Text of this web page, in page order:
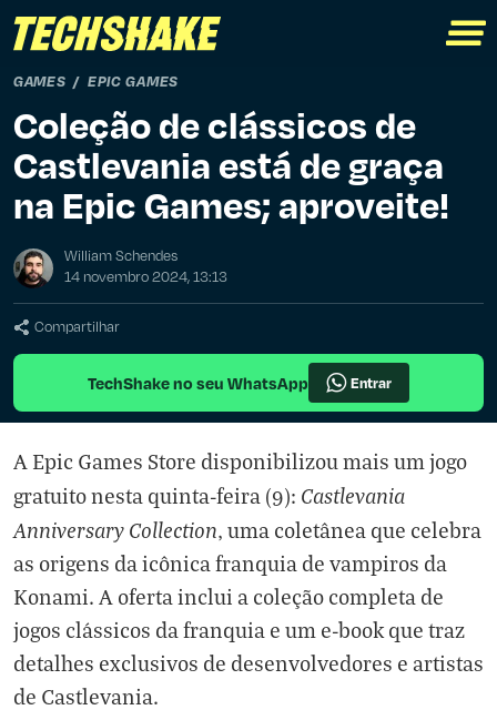
GAMES EPIC GAMES
Coleção de clássicos de
Castlevania está de graça
na Epic Games; aproveite!
William Schendes
14 novembro 2024, 13:13
Compartilhar
TechShake no seu WhatsApp Entrar
A Epic Games Store disponibilizou mais um jogo
gratuito nesta quinta-feira (9): Castlevania
Anniversary Collection, uma coletânea que celebra
as origens da icônica franquia de vampiros da
Konami. A oferta inclui a coleção completa de
jogos clássicos da franquia e um e-book que traz
detalhes exclusivos de desenvolvedores e artistas
de Castlevania.